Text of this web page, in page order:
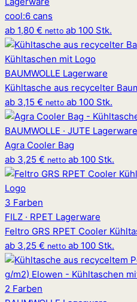
cool:6 cans
ab 1,80 € netto ab 100 Stk.
BAUMWOLLE Lagerware
Kühltasche aus recycelter
ab 3,15 € netto ab 100 Stk.
BAUMWOLLE · JUTE Lagerware
Agra Cooler Bag
ab 3,25 € netto ab 100 Stk.
3 Farben
FILZ · RPET Lagerware
Feltro GRS RPET Cooler
ab 3,25 € netto ab 100 Stk.
2 Farben